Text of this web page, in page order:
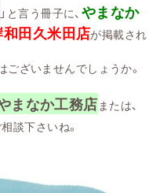
」と言う冊子に、 やまなか
田久米田店が掲載され
ございませんでしょうか。
まなか工務店または、
談下さいね。